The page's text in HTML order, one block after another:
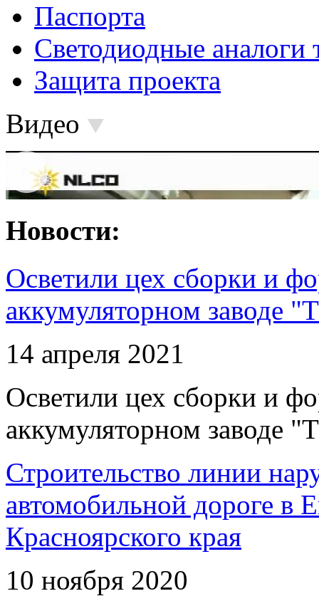
Паспорта
Светодиодные аналоги
Защита проекта
Видео
Новости:
Осветили цех сборки и
аккумуляторном заводе
14 апреля 2021
Осветили цех сборки и
аккумуляторном заводе
Строительство линии
автомобильной дороге в
Красноярского края
10 ноября 2020